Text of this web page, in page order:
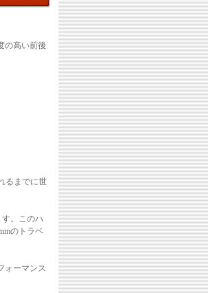
の高い前後
るまでに世
。このハ
のトラベ
ォーマンス